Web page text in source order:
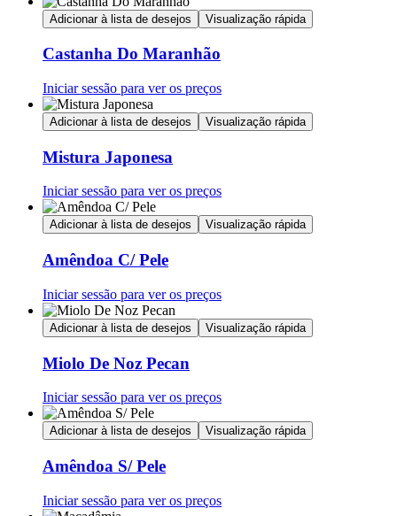
Adicionar à lista de desejos Visualização rápida
Castanha Do Maranhão
Iniciar sessão para ver os preços
Adicionar à lista de desejos Visualização rápida
Mistura Japonesa
Iniciar sessão para ver os preços
Adicionar à lista de desejos Visualização rápida
Amêndoa C/ Pele
Iniciar sessão para ver os preços
Adicionar à lista de desejos Visualização rápida
Miolo De Noz Pecan
Iniciar sessão para ver os preços
Adicionar à lista de desejos Visualização rápida
Amêndoa S/ Pele
Iniciar sessão para ver os preços